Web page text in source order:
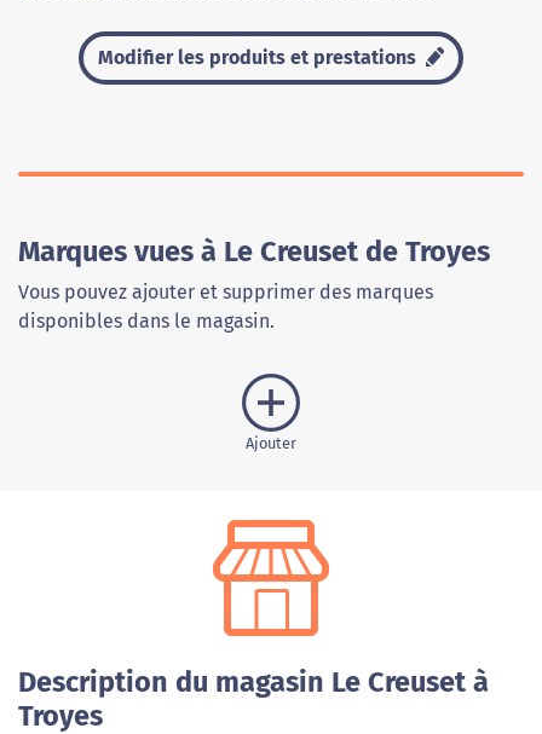
Modifier les produits et prestations
Marques vues à Le Creuset de Troyes
Vous pouvez ajouter et supprimer des marques
disponibles dans le magasin.
Ajouter
Description du magasin Le Creuset à
Troyes